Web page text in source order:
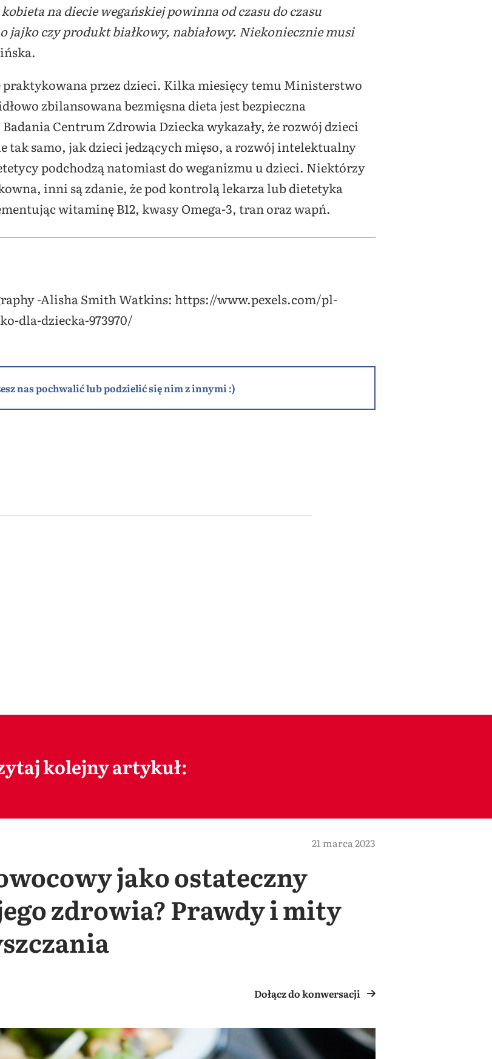
na diecie wegańskiej powinna od czasu do czasu
jajko czy produkt białkowy, nabiałowy. Niekoniecznie musi
praktykowana przez dzieci. Kilka miesięcy temu Ministerstwo
zbilansowana bezmięsna dieta jest bezpieczna
Centrum Zdrowia Dziecka wykazały, że rozwój dzieci
tak samo, jak dzieci jedzących mięso, a rozwój intelektualny
podchodzą natomiast do weganizmu u dzieci. Niektórzy
inni są zdanie, że pod kontrolą lekarza lub dietetyka
witaminę B12, kwasy Omega-3, tran oraz wapń.
-Alisha Smith Watkins: https://www.pexels.com/pl-
dla-dziecka-973970/
nas pochwalić lub podzielić się nim z innymi :)
kolejny artykuł:
21 marca 2023
jako ostateczny
zdrowia? Prawdy i mity
Dołącz do konwersacji